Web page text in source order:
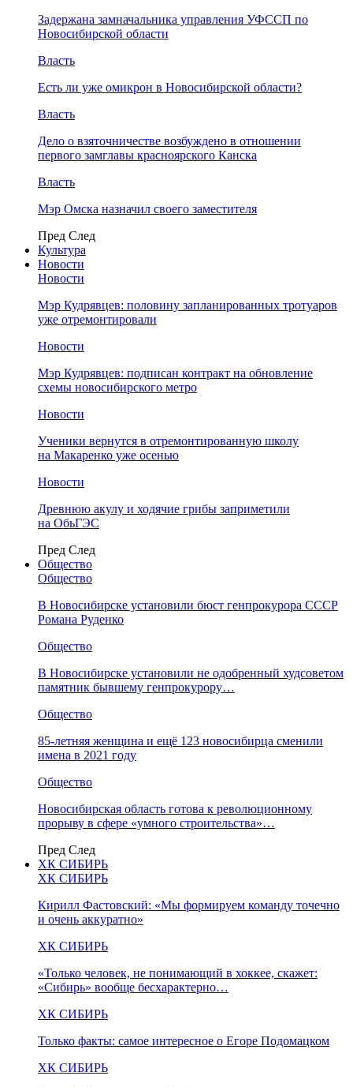
Задержана замначальника управления УФССП по
Новосибирской области
Власть
Есть ли уже омикрон в Новосибирской области?
Власть
Дело о взяточничестве возбуждено в отношении
первого замглавы красноярского Канска
Власть
Мэр Омска назначил своего заместителя
Пред След
Культура
Новости
Новости
Мэр Кудрявцев: половину запланированных тротуаров
уже отремонтировали
Новости
Мэр Кудрявцев: подписан контракт на обновление
схемы новосибирского метро
Новости
Ученики вернутся в отремонтированную школу
на Макаренко уже осенью
Новости
Древнюю акулу и ходячие грибы заприметили
на ОбьГЭС
Пред След
Общество
Общество
В Новосибирске установили бюст генпрокурора СССР
Романа Руденко
Общество
В Новосибирске установили не одобренный худсоветом
памятник бывшему генпрокурору…
Общество
85-летняя женщина и ещё 123 новосибирца сменили
имена в 2021 году
Общество
Новосибирская область готова к революционному
прорыву в сфере «умного строительства»…
Пред След
ХК СИБИРЬ
ХК СИБИРЬ
Кирилл Фастовский: «Мы формируем команду точечно
и очень аккуратно»
ХК СИБИРЬ
«Только человек, не понимающий в хоккее, скажет:
«Сибирь» вообще бесхарактерно…
ХК СИБИРЬ
Только факты: самое интересное о Егоре Подомацком
ХК СИБИРЬ